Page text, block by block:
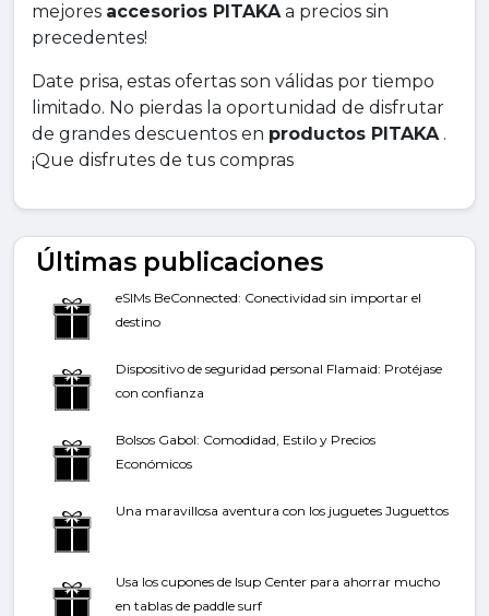
mejores accesorios PITAKAa precios sin
precedentes!
Date prisa, estas ofertas son válidas por tiempo
limitado. No pierdas la oportunidad de disfrutar
de grandes descuentos en productos PITAKA.
¡Que disfrutes de tus compras
Últimas publicaciones
eSIMs BeConnected: Conectividad sin importar el
destino
Dispositivo de seguridad personal Flamaid: Protéjase
con confianza
Bolsos Gabol: Comodidad, Estilo y Precios
Económicos
Una maravillosa aventura con los juguetes Juguettos
Usa los cupones de Isup Center para ahorrar mucho
en tablas de paddle surf